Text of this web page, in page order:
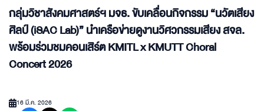
กลุ่มวิชาสังคมศาสตร์ฯ มจธ. ขับเคลื่อนกิจกรรม “นวัตเสียง
ศิลป์ (iSAC Lab)” นำเครือข่ายดูงานวิศวกรรมเสียง สจล.
พร้อมร่วมชมคอนเสิร์ต KMITL x KMUTT Choral
Concert 2026
16 มี.ค. 2026